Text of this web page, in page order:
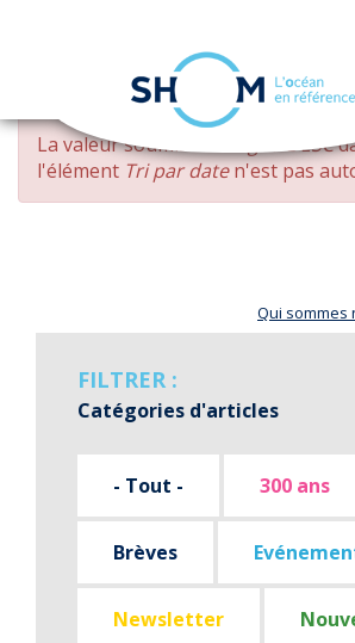
Aller
contenu
principal
MESSAGE
D'ERREUR
La valeur soumise changed DESC
l'élément Tri par daten'est pas
Qui sommes
FILTRER :
Catégories d'articles
- Tout - 300 ans
Brèves
Newsletter